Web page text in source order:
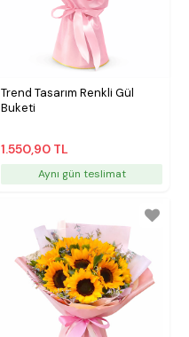
Trend Tasarım Renkli Gül
Buketi
1.550,90 TL
Aynı gün teslimat